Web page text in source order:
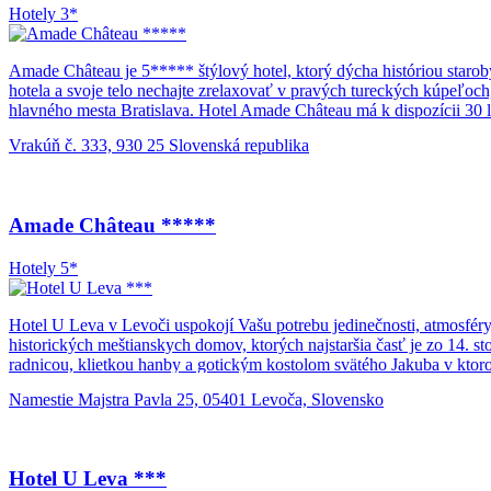
Hotely 3*
Amade Château je 5***** štýlový hotel, ktorý dýcha históriou
hotela a svoje telo nechajte zrelaxovať v pravých tureckých
hlavného mesta Bratislava. Hotel Amade Château má k dispozícii
tak, aby vytvárali harmonické a útulné prostredie. Hotel má k
Vrakúň č. 333, 930 25 Slovenská republika
Amade Château *****
Hotely 5*
Hotel U Leva v Levoči uspokojí Vašu potrebu jedinečnosti,
historických meštianskych domov, ktorých najstaršia časť je zo 14.
radnicou, klietkou hanby a gotickým kostolom svätého Jakuba v
Namestie Majstra Pavla 25, 05401 Levoča, Slovensko
Hotel U Leva ***